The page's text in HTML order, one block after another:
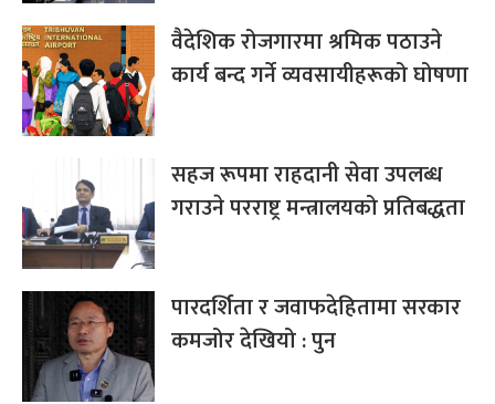
वैदेशिक रोजगारमा श्रमिक पठाउने
कार्य बन्द गर्ने व्यवसायीहरूको घोषणा
सहज रूपमा राहदानी सेवा उपलब्ध
गराउने परराष्ट्र मन्त्रालयको प्रतिबद्धता
पारदर्शिता र जवाफदेहितामा सरकार
कमजोर देखियो : पुन